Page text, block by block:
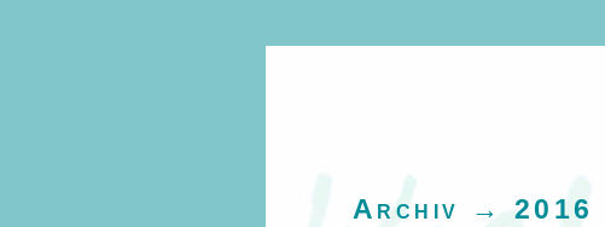
Archiv → 2016